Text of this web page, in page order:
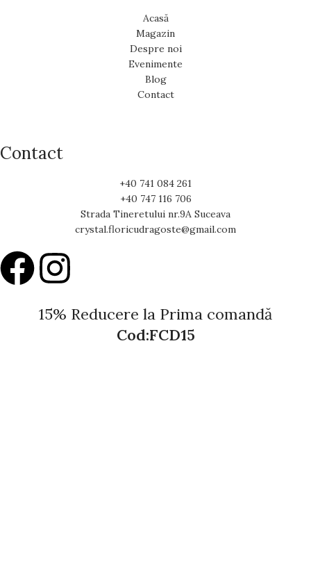
Acasă
Magazin
Despre noi
Evenimente
Blog
Contact
Contact
+40 741 084 261
+40 747 116 706
Strada Tineretului nr.9A Suceava
crystal.floricudragoste@gmail.com
15% Reducere la Prima comandă
Cod:FCD15